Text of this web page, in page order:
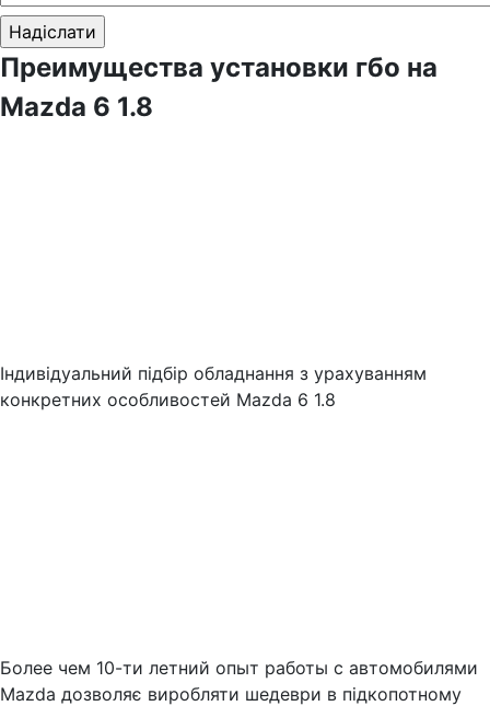
Преимущества установки гбо на
Mazda 6 1.8
Індивідуальний підбір обладнання з урахуванням
конкретних особливостей Mazda 6 1.8
Более чем 10-ти летний опыт работы с автомобилями
Mazda дозволяє виробляти шедеври в підкопотному